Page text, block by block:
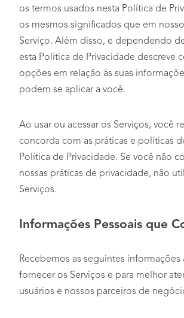
os termos usados nesta Política de
os mesmos significados que em
Serviço. Além disso, e dependendo
esta Política de Privacidade descreve
opções em relação às suas
podem se aplicar a você.
Ao usar ou acessar os Serviços, você
concorda com as práticas e políticas
Política de Privacidade. Se você não
nossas práticas de privacidade, não
Serviços.
Informações Pessoais que
Recebemos as seguintes informações
fornecer os Serviços e para melhor
usuários e nossos parceiros de